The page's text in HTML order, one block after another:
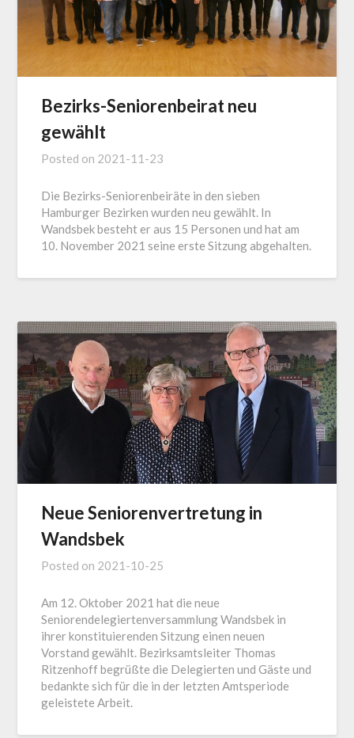
Bezirks-Seniorenbeirat neu
gewählt
Posted on 2021-11-23
Die Bezirks-Seniorenbeiräte in den sieben
Hamburger Bezirken wurden neu gewählt. In
Wandsbek besteht er aus 15 Personen und hat am
10. November 2021 seine erste Sitzung abgehalten.
Neue Seniorenvertretung in
Wandsbek
Posted on 2021-10-25
Am 12. Oktober 2021 hat die neue
Seniorendelegiertenversammlung Wandsbek in
ihrer konstituierenden Sitzung einen neuen
Vorstand gewählt. Bezirksamtsleiter Thomas
Ritzenhoff begrüßte die Delegierten und Gäste und
bedankte sich für die in der letzten Amtsperiode
geleistete Arbeit.